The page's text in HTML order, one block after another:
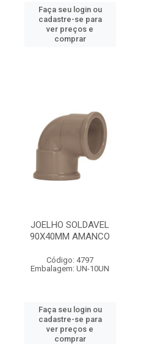
Faça seu login ou
cadastre-se para
ver preços e
comprar
JOELHO SOLDAVEL
90X40MM AMANCO
Código: 4797
Embalagem: UN-10UN
Faça seu login ou
cadastre-se para
ver preços e
comprar